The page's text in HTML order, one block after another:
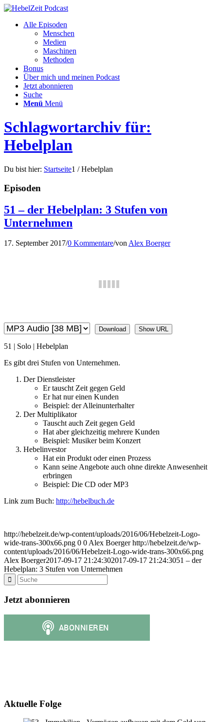
Alle Episoden
Menschen
Medien
Maschinen
Methoden
Bonus
Über mich und meinen Podcast
Jetzt abonnieren
Suche
Menü Menü
Schlagwortarchiv für:
Hebelplan
Du bist hier: Startseite1 / Hebelplan
Episoden
51 – der Hebelplan: 3 Stufen von
Unternehmen
17. September 2017/0 Kommentare/vonAlex Boerger
Download Show URL
51 | Solo | Hebelplan
Es gibt drei Stufen von Unternehmen.
Der Dienstleister
Er tauscht Zeit gegen Geld
Er hat nur einen Kunden
Beispiel: der Alleinunterhalter
Der Multiplikator
Tauscht auch Zeit gegen Geld
Hat aber gleichzeitig mehrere Kunden
Beispiel: Musiker beim Konzert
Hebelinvestor
Hat ein Produkt oder einen Prozess
Kann seine Angebote auch ohne direkte Anwesenheit
erbringen
Beispiel: Die CD oder MP3
Link zum Buch: http://hebelbuch.de
http://hebelzeit.de/wp-content/uploads/2016/06/Hebelzeit-Logo-
wide-trans-300x66.png 0 0Alex Boerger http://hebelzeit.de/wp-
content/uploads/2016/06/Hebelzeit-Logo-wide-trans-300x66.png
Alex Boerger2017-09-17 21:24:302017-09-17 21:24:3051 – der
Hebelplan: 3 Stufen von Unternehmen
Jetzt abonnieren
Aktuelle Folge